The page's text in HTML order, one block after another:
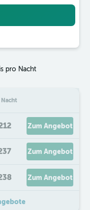
pro Nacht
Zum Angebot
Zum Angebot
Zum Angebot